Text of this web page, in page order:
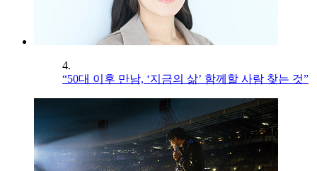
4.
“50대 이후 만남, ‘지금의 삶’ 함께할 사람 찾는 것”